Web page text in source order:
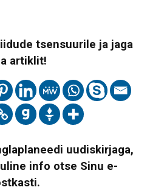
tsensuurile ja jaga
artiklit!
uudiskirjaga,
info otse Sinu e-